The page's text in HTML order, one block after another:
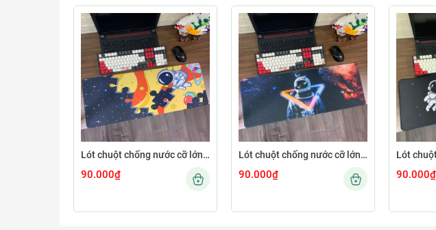
Lót chuột chống nước cỡ lớn 80x30cm dày 3mm ASTRO-03-80X30
90.000₫
Lót chuột chống nước cỡ lớn 80x30cm dày 3mm ASTRO-02-80X30
90.000₫ 90.000₫